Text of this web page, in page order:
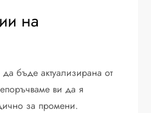
на
бъде актуализирана от
ви да я
за промени.